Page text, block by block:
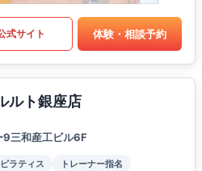
式サイト 体験・相談予約
ルト銀座店
9三和産工ビル6F
ラティス
トレーナー指名